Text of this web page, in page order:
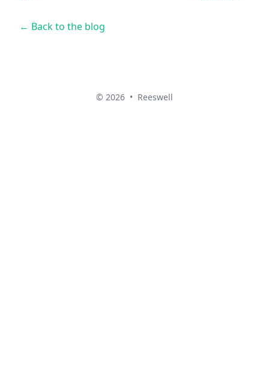
← Back to the blog
© 2026 • Reeswell